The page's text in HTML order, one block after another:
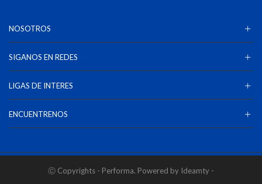
NOSOTROS
SIGANOS EN REDES
LIGAS DE INTERES
ENCUENTRENOS
Ⓒ Copyrights - Performa. Powered by Ideamty -